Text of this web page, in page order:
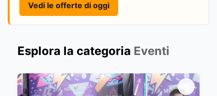
Vedi le offerte di oggi
Esplora la categoria Eventi